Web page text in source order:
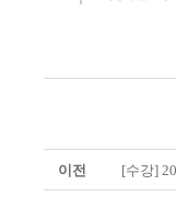
이전 [수강]